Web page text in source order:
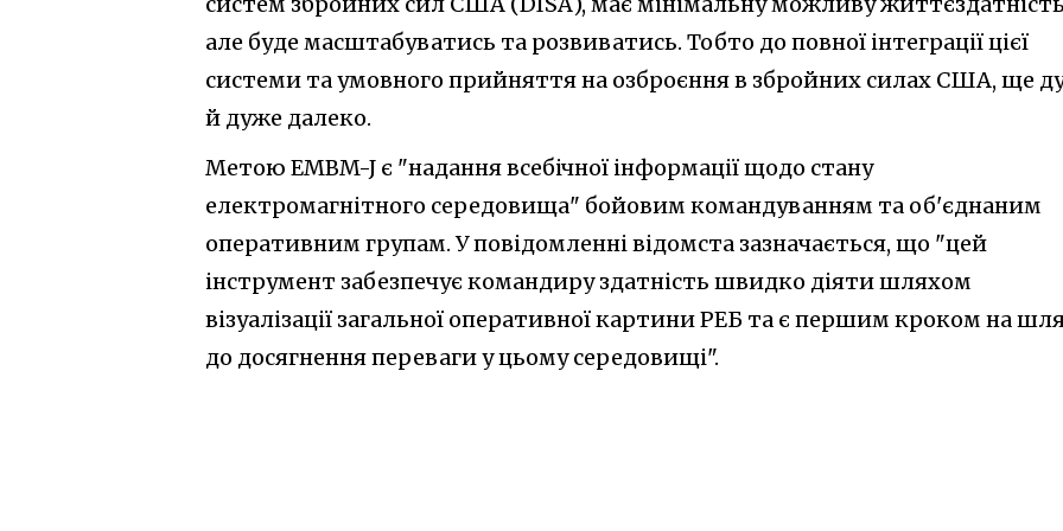
але буде масштабуватись та розвиватись. Тобто до повної інтеграції цієї
системи та умовного прийняття на озброєння в збройних силах США, ще
й дуже далеко.
Метою EMBM-J є "надання всебічної інформації щодо стану
електромагнітного середовища" бойовим командуванням та об'єднаним
оперативним групам. У повідомленні відомста зазначається, що "цей
інструмент забезпечує командиру здатність швидко діяти шляхом
візуалізації загальної оперативної картини РЕБ та є першим кроком на
до досягнення переваги у цьому середовищі".